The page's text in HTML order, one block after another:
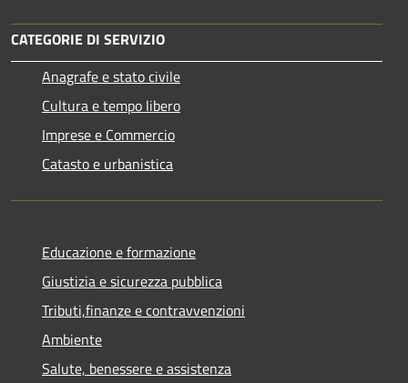
CATEGORIE DI SERVIZIO
Anagrafe e stato civile
Cultura e tempo libero
Imprese e Commercio
Catasto e urbanistica
Educazione e formazione
Giustizia e sicurezza pubblica
Tributi,finanze e contravvenzioni
Ambiente
Salute, benessere e assistenza